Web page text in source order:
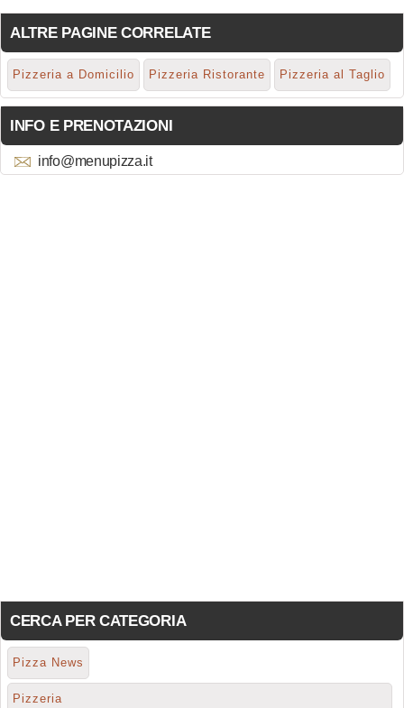
ALTRE PAGINE CORRELATE
Pizzeria a Domicilio Pizzeria Ristorante Pizzeria al Taglio
INFO E PRENOTAZIONI
info@menupizza.it
CERCA PER CATEGORIA
Pizza News
Pizzeria